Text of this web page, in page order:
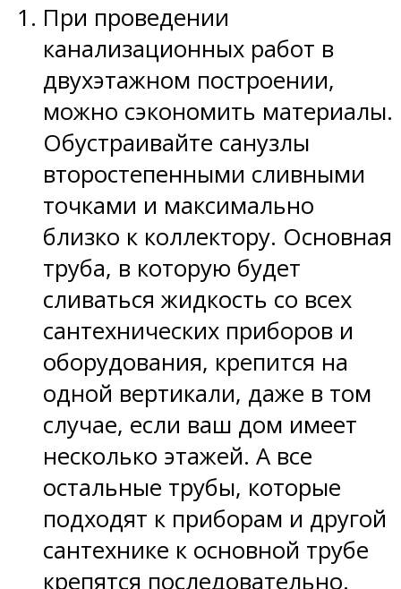
При проведении
канализационных работ в
двухэтажном построении,
можно сэкономить материалы.
Обустраивайте санузлы
второстепенными сливными
точками и максимально
близко к коллектору. Основная
труба, в которую будет
сливаться жидкость со всех
сантехнических приборов и
оборудования, крепится на
одной вертикали, даже в том
случае, если ваш дом имеет
несколько этажей. А все
остальные трубы, которые
подходят к приборам и другой
сантехнике к основной трубе
крепятся последовательно.